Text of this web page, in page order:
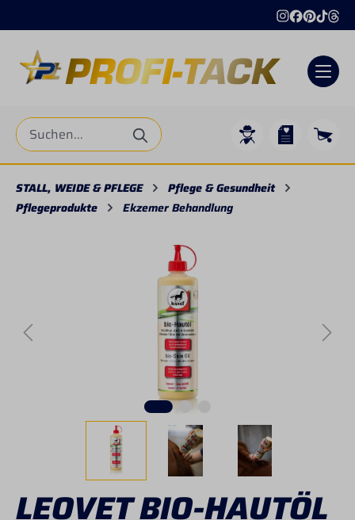
STALL, WEIDE & PFLEGE
Pflege & Gesundheit
Pflegeprodukte
Ekzemer Behandlung
LEOVET BIO-HAUTÖL